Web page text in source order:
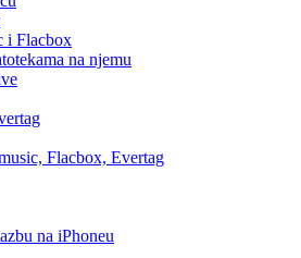
i Flacbox
na njemu
Flacbox, Evertag
na iPhoneu